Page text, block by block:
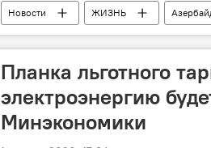
Новости ЖИЗНЬ
Бакинское транспортное агентство
Планка льготного
электроэнергию
Минэкономики